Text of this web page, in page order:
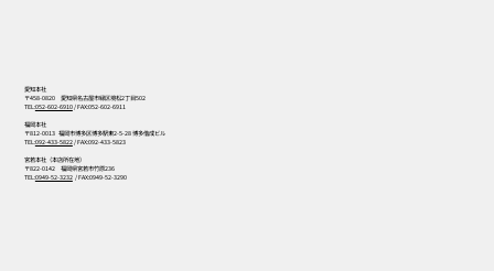
愛知本社
〒458-0820 愛知県名古屋市緑区境松2丁目502
TEL:052-602-6910/ FAX:052-602-6911
福岡本社
〒812-0013 福岡市博多区博多駅東2-5-28 博多偕成ビル
TEL:092-433-5822/ FAX:092-433-5823
宮若本社（本店所在地）
〒822-0142 福岡県宮若市竹原236
TEL:0949-52-3232/ FAX:0949-52-3290